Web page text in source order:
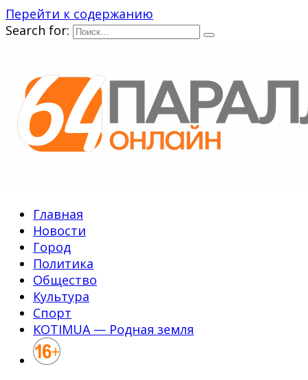
Перейти к содержанию
Search for:
Главная
Новости
Город
Политика
Общество
Культура
Спорт
KOTIMUA — Родная земля